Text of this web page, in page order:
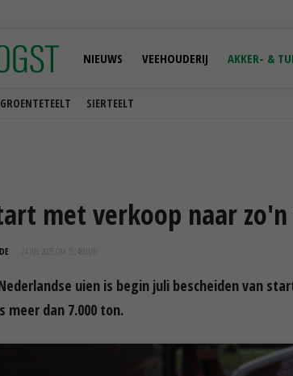
GROENTETEELT SIERTEELT
NIEUWS VEEHOUDERIJ AKKER- &
met verkoop naar
24 JUL 2025 OM 15:48
uien is begin juli bescheiden van
dan 7.000 ton.